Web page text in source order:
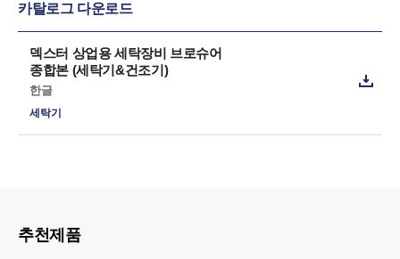
카탈로그 다운로드
덱스터 상업용 세탁장비 브로슈어
종합본 (세탁기&건조기)
한글
세탁기
추천제품